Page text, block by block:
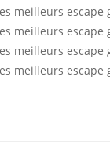
meilleurs escape
meilleurs escape
meilleurs escape
meilleurs escape